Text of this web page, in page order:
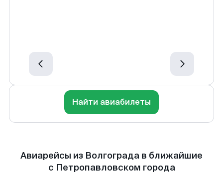
Найти авиабилеты
Авиарейсы из Волгограда в ближайшие
с Петропавловском города